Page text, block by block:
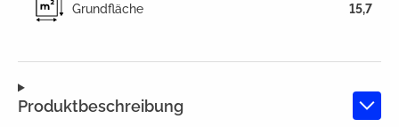
Produktbeschreibung
Grundfläche 15,7